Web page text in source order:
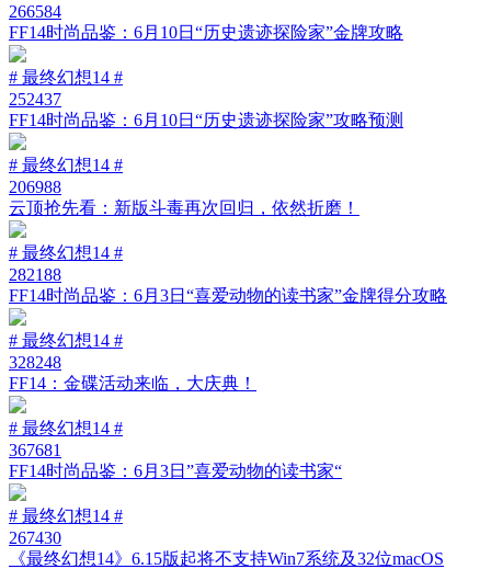
266584
FF14时尚品鉴：6月10日“历史遗迹探险家”金牌攻略
# 最终幻想14 #
252437
FF14时尚品鉴：6月10日“历史遗迹探险家”攻略预测
# 最终幻想14 #
206988
云顶抢先看：新版斗毒再次回归，依然折磨！
# 最终幻想14 #
282188
FF14时尚品鉴：6月3日“喜爱动物的读书家”金牌得分攻略
# 最终幻想14 #
328248
FF14：金碟活动来临，大庆典！
# 最终幻想14 #
367681
FF14时尚品鉴：6月3日”喜爱动物的读书家“
# 最终幻想14 #
267430
《最终幻想14》6.15版起将不支持Win7系统及32位macOS